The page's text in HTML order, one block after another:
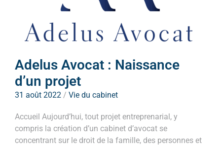
Adelus Avocat : Naissance
d’un projet
31 août 2022 / Vie du cabinet
Accueil Aujourd’hui, tout projet entreprenarial, y
compris la création d’un cabinet d’avocat se
concentrant sur le droit de la famille, des personnes et